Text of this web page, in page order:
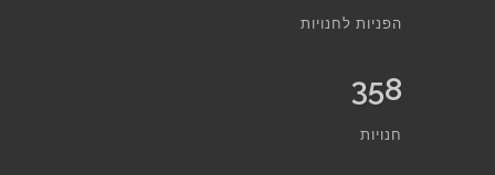
הפניות לחנויות
358
חנויות